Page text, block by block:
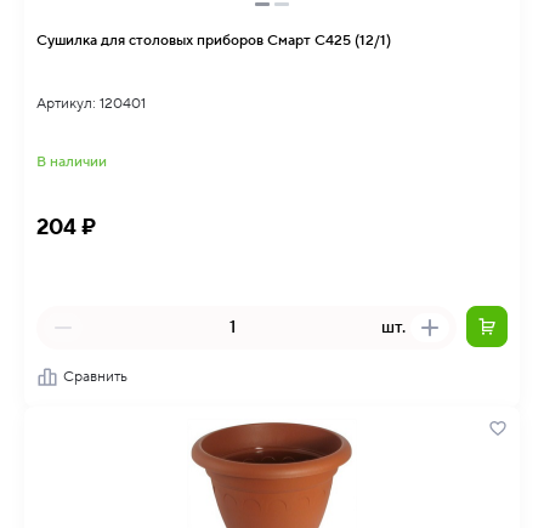
Сушилка для столовых приборов Смарт С425 (12/1)
Артикул: 120401
В наличии
204 ₽
шт.
Сравнить